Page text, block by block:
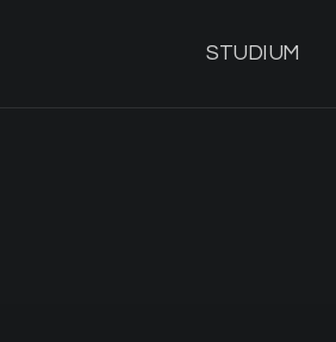
STUDIUM